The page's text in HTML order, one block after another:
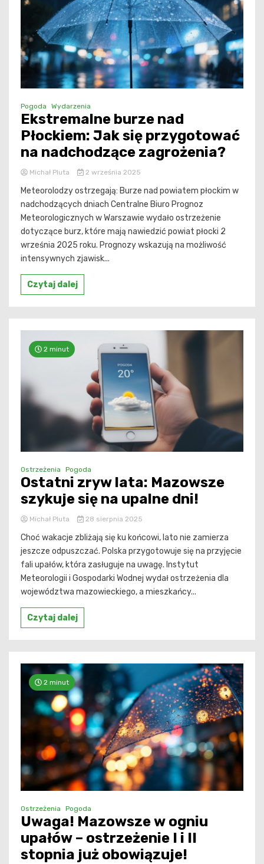
Pogoda Wydarzenia
Ekstremalne burze nad
Płockiem: Jak się przygotować
na nadchodzące zagrożenia?
Michał Pluta 2 września 2025
Meteorolodzy ostrzegają: Burze nad powiatem płockim w
nadchodzących dniach Centralne Biuro Prognoz
Meteorologicznych w Warszawie wydało ostrzeżenie
dotyczące burz, które mają nawiedzić powiat płocki 2
września 2025 roku. Prognozy wskazują na możliwość
intensywnych zjawisk...
Czytaj dalej
2 minut
Ostrzeżenia Pogoda
Ostatni zryw lata: Mazowsze
szykuje się na upalne dni!
Michał Pluta 28 sierpnia 2025
Choć wakacje zbliżają się ku końcowi, lato nie zamierza
jeszcze odpuszczać. Polska przygotowuje się na przyjęcie
fali upałów, która zasługuje na uwagę. Instytut
Meteorologii i Gospodarki Wodnej wydał ostrzeżenia dla
województwa mazowieckiego, a mieszkańcy...
Czytaj dalej
2 minut
Ostrzeżenia Pogoda
Uwaga! Mazowsze w ogniu
upałów – ostrzeżenie I i II
stopnia już obowiązuje!